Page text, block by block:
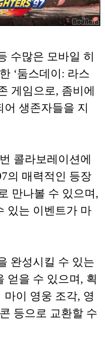
수많은 모바일 히
‘둠스데이: 라스
게임으로, 좀비에
생존자들을 지
콜라보레이션에
의 매력적인 등장
만나볼 수 있으며,
있는 이벤트가 마
완성시킬 수 있는
얻을 수 있으며, 획
이 영웅 조각, 영
등으로 교환할 수